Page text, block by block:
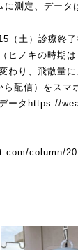
測定、データ
（土）診療終
ヒノキの時期は
わり、飛散量に
配信）をスマ
ータ https://
column/